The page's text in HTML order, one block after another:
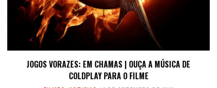
JOGOS VORAZES: EM CHAMAS | OUÇA A MÚSICA DE
COLDPLAY PARA O FILME